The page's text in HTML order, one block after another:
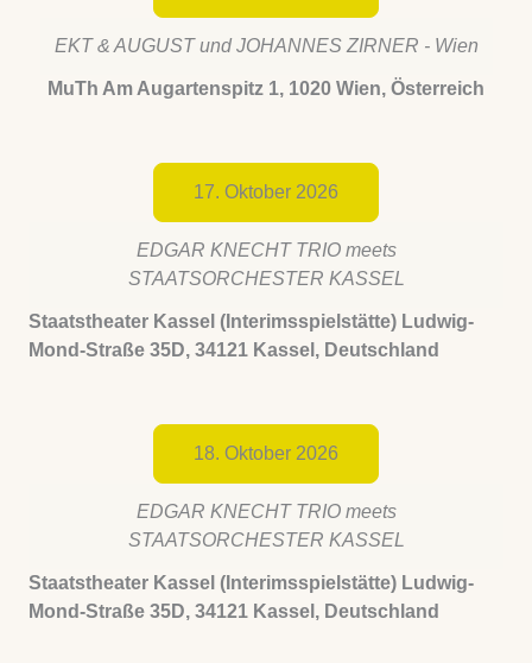
EKT & AUGUST und JOHANNES ZIRNER - Wien
MuTh Am Augartenspitz 1, 1020 Wien, Österreich
17. Oktober 2026
EDGAR KNECHT TRIO meets
STAATSORCHESTER KASSEL
Staatstheater Kassel (Interimsspielstätte) Ludwig-
Mond-Straße 35D, 34121 Kassel, Deutschland
18. Oktober 2026
EDGAR KNECHT TRIO meets
STAATSORCHESTER KASSEL
Staatstheater Kassel (Interimsspielstätte) Ludwig-
Mond-Straße 35D, 34121 Kassel, Deutschland